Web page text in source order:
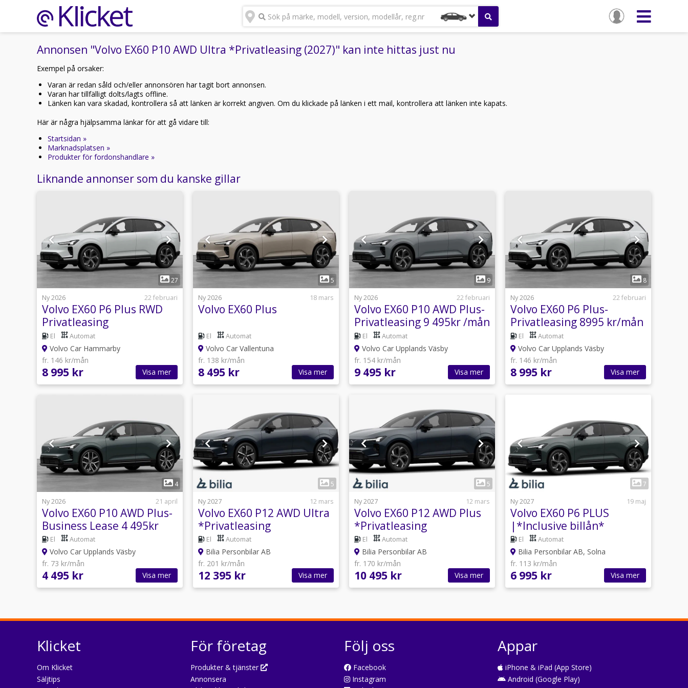
Sök på märke, modell, version, modellår, reg.nr
Annonsen "Volvo EX60 P10 AWD Ultra *Privatleasing (2027)" kan inte hittas just nu
Exempel på orsaker:
Varan är redan såld och/eller annonsören har tagit bort annonsen.
Varan har tillfälligt dolts/lagts offline.
Länken kan vara skadad, kontrollera så att länken är korrekt angiven. Om du klickade på länken i ett mail, kontrollera att länken inte kapats.
Här är några hjälpsamma länkar för att gå vidare till:
Startsidan »
Marknadsplatsen »
Produkter för fordonshandlare »
Liknande annonser som du kanske gillar
27
Ny 2026
22 februari
Volvo EX60 P6 Plus RWD
Privatleasing
El Automat
Volvo Car Hammarby
fr. 146 kr/mån
8 995 kr Visa mer
5
Ny 2026
18 mars
Volvo EX60 Plus
El Automat
Volvo Car Vallentuna
fr. 138 kr/mån
8 495 kr Visa mer
9
Ny 2026
22 februari
Volvo EX60 P10 AWD Plus-
Privatleasing 9 495kr /mån
El Automat
Volvo Car Upplands Väsby
fr. 154 kr/mån
9 495 kr Visa mer
8
Ny 2026
22 februari
Volvo EX60 P6 Plus-
Privatleasing 8995 kr/mån
El Automat
Volvo Car Upplands Väsby
fr. 146 kr/mån
8 995 kr Visa mer
4
Ny 2026
21 april
Volvo EX60 P10 AWD Plus-
Business Lease 4 495kr
/mån
El Automat
Volvo Car Upplands Väsby
fr. 73 kr/mån
4 495 kr Visa mer
5
Ny 2027
12 mars
Volvo EX60 P12 AWD Ultra
*Privatleasing
El Automat
Bilia Personbilar AB
fr. 201 kr/mån
12 395 kr Visa mer
5
Ny 2027
12 mars
Volvo EX60 P12 AWD Plus
*Privatleasing
El Automat
Bilia Personbilar AB
fr. 170 kr/mån
10 495 kr Visa mer
1
7
Ny 2027
19 maj
Volvo EX60 P6 PLUS
|*Inclusive billån*
El Automat
Bilia Personbilar AB, Solna
fr. 113 kr/mån
6 995 kr Visa mer
Klicket
Om Klicket
Säljtips
För företag
Produkter & tjänster
Annonsera
Följ oss
Facebook
Instagram
Appar
iPhone & iPad (App Store)
Android (Google Play)